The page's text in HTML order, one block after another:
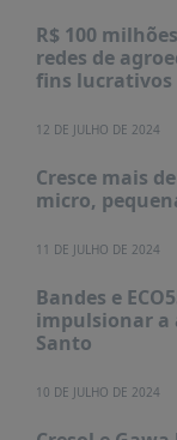
R$ 100
redes de
fins lucrativos
12 DE JULHO DE 2024
Cresce mais
micro,
11 DE JULHO DE 2024
Bandes e
impulsionar a
Santo
10 DE JULHO DE 2024